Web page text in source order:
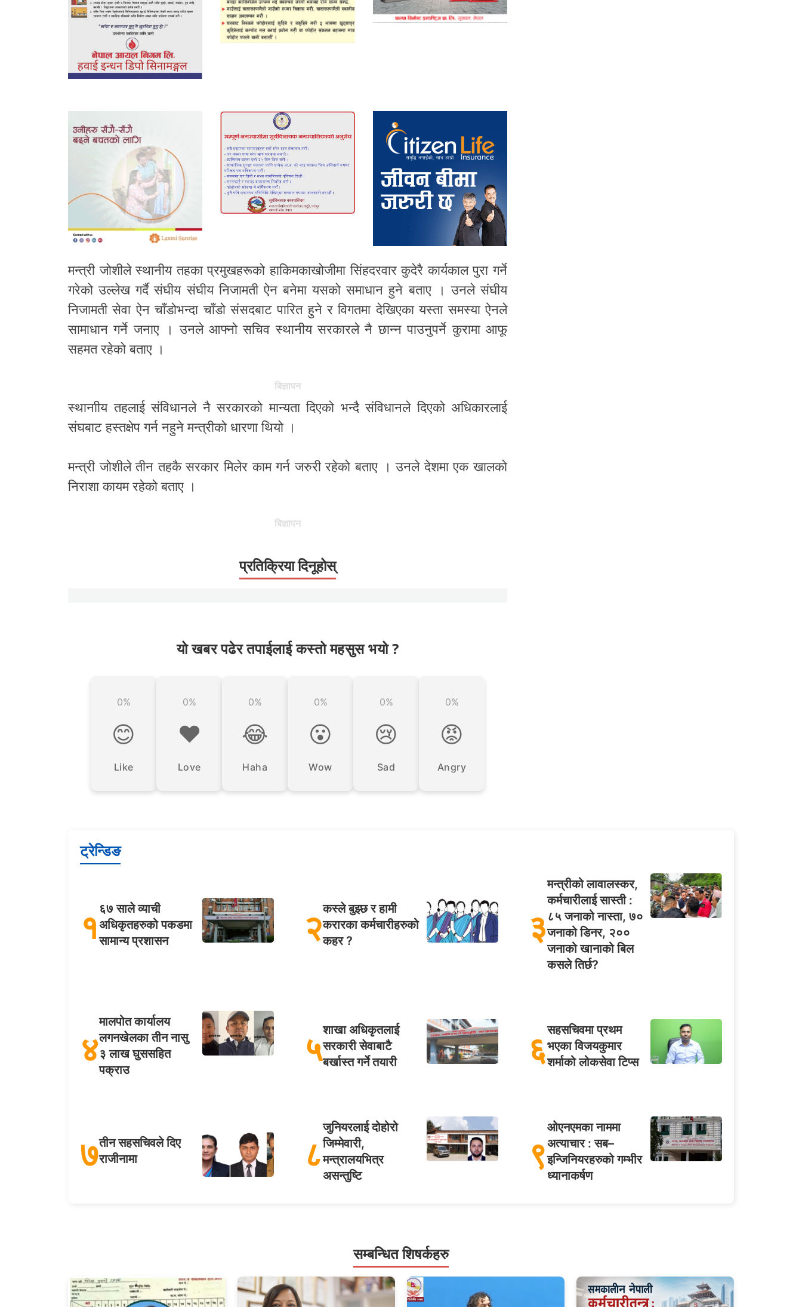
मन्त्री जोशीले स्थानीय तहका प्रमुखहरूको हाकिमकाखोजीमा सिंहदरवार कुदेरै कार्यकाल पुरा गर्ने
गरेको उल्लेख गर्दै संघीय संघीय निजामती ऐन बनेमा यसको समाधान हुने बताए । उनले संघीय
निजामती सेवा ऐन चाँडोभन्दा चाँडो संसदबाट पारित हुने र विगतमा देखिएका यस्ता समस्या ऐनले
सामाधान गर्ने जनाए । उनले आफ्नो सचिव स्थानीय सरकारले नै छान्न पाउनुपर्ने कुरामा आफू
सहमत रहेको बताए ।
बिज्ञापन
स्थानाीय तहलाई संविधानले नै सरकारको मान्यता दिएको भन्दै संविधानले दिएको अधिकारलाई
संघबाट हस्तक्षेप गर्न नहुने मन्त्रीको धारणा थियो ।
मन्त्री जोशीले तीन तहकै सरकार मिलेर काम गर्न जरुरी रहेको बताए । उनले देशमा एक खालको
निराशा कायम रहेको बताए ।
बिज्ञापन
प्रतिक्रिया दिनूहोस्
यो खबर पढेर तपाईलाई कस्तो महसुस भयो ?
0%
😊
Like
0%
❤️
Love
0%
😂
Haha
0%
😮
Wow
0%
😢
Sad
0%
😡
Angry
ट्रेन्डिङ
१६७ साले व्याची
अधिकृतहरुको पकडमा
सामान्य प्रशासन
२कस्ले बुझ्छ र हामी
करारका कर्मचारीहरुको
कहर ?
३
मन्त्रीको लावालस्कर,
कर्मचारीलाई सास्ती :
८५ जनाको नास्ता, ७०
जनाको डिनर, २००
जनाको खानाको बिल
कसले तिर्छ?
४
मालपोत कार्यालय
लगनखेलका तीन नासु
३ लाख घुससहित
पक्राउ
५शाखा अधिकृतलाई
सरकारी सेवाबाटै
बर्खास्त गर्ने तयारी
६सहसचिवमा प्रथम
भएका विजयकुमार
शर्माको लोकसेवा टिप्स
७तीन सहसचिवले दिए
राजीनामा
८
जुनियरलाई दोहोरो
जिम्मेवारी,
मन्त्रालयभित्र
असन्तुष्टि
९
ओएनएमका नाममा
अत्याचार : सब–
इन्जिनियरहरुको गम्भीर
ध्यानाकर्षण
सम्बन्धित शिषर्कहरु